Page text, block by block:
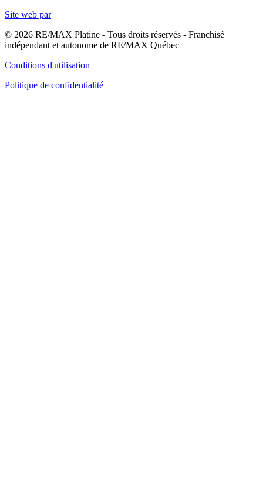
Site web par
© 2026 RE/MAX Platine - Tous droits réservés - Franchisé
indépendant et autonome de RE/MAX Québec
Conditions d'utilisation
Politique de confidentialité